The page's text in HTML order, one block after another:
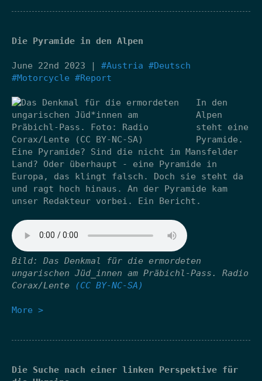
Die Pyramide in den Alpen
June 22nd 2023 | #Austria #Deutsch
#Motorcycle #Report
In den
Alpen
steht eine
Pyramide.
Eine Pyramide? Sind die nicht im Mansfelder
Land? Oder überhaupt - eine Pyramide in
Europa, das klingt falsch. Doch sie steht da
und ragt hoch hinaus. An der Pyramide kam
unser Redakteur vorbei. Ein Bericht.
Bild: Das Denkmal für die ermordeten
ungarischen Jüd_innen am Präbichl-Pass. Radio
Corax/Lente
(CC BY-NC-SA)
More >
Die Suche nach einer linken Perspektive für